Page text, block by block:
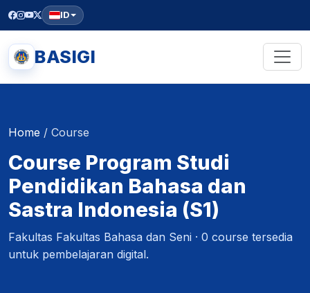
ID
BASIGI
Home / Course
Course Program Studi
Pendidikan Bahasa dan
Sastra Indonesia (S1)
Fakultas Fakultas Bahasa dan Seni · 0 course tersedia
untuk pembelajaran digital.